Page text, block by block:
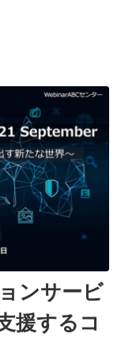
ンサービ
援するコ